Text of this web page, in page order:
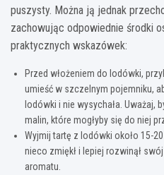
puszysty. Można ją jednak
zachowując odpowiednie środki
praktycznych wskazówek:
Przed włożeniem do lodówki,
umieść w szczelnym pojemniku,
lodówki i nie wysychała. Uważaj,
malin, które mogłyby się do niej
Wyjmij tartę z lodówki około 15-
nieco zmiękł i lepiej rozwinął
aromatu.